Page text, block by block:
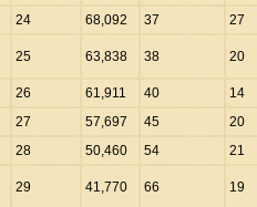
24 68,092 37
27
25 63,838 38 20
26 61,911 40
14
27 57,697 45
20
28 50,460 54 21
29 41,770 66 19